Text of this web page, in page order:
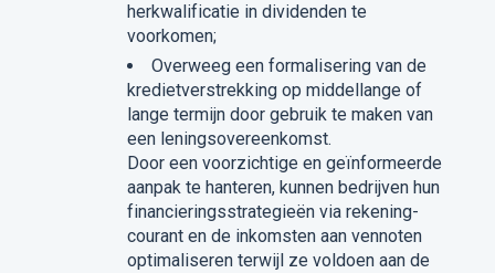
herkwalificatie in dividenden te
voorkomen;
Overweeg een formalisering van de
kredietverstrekking op middellange of
lange termijn door gebruik te maken van
een leningsovereenkomst.
Door een voorzichtige en geïnformeerde
aanpak te hanteren, kunnen bedrijven hun
financieringsstrategieën via rekening-
courant en de inkomsten aan vennoten
optimaliseren terwijl ze voldoen aan de